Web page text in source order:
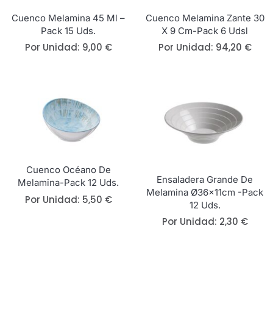
Cuenco Melamina 45 Ml –
Pack 15 Uds.
Por Unidad: 9,00 €
Cuenco Melamina Zante 30
X 9 Cm-Pack 6 Udsl
Por Unidad: 94,20 €
Cuenco Océano De
Melamina-Pack 12 Uds.
Por Unidad: 5,50 €
Ensaladera Grande De
Melamina Ø36x11cm -Pack
12 Uds.
Por Unidad: 2,30 €